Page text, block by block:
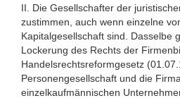
II. Die Gesellschafter der
zustimmen, auch wenn einzelne
Kapitalgesellschaft sind. Dasselbe
Lockerung des Rechts der
Handelsrechtsreformgesetz
Personengesellschaft und die
einzelkaufmännischen